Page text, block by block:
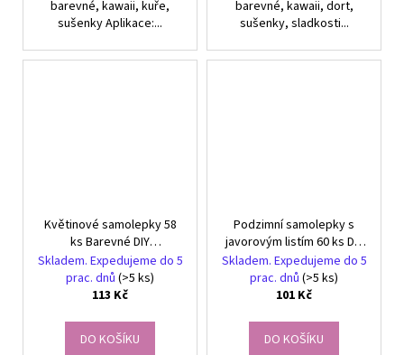
barevné, kawaii, kuře,
sušenky Aplikace:...
barevné, kawaii, dort,
sušenky, sladkosti...
Květinové samolepky 58
ks Barevné DIY
Scrapbookingové
dekorace
Skladem. Expedujeme do 5
prac. dnů (>5 ks)
113 Kč
DO KOŠÍKU
Podzimní samolepky s
javorovým listím 60 ks DIY
dekorace
Skladem. Expedujeme do 5
prac. dnů (>5 ks)
101 Kč
DO KOŠÍKU